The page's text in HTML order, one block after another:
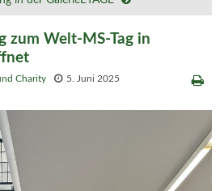
zum Welt-MS-Tag in
Charity 5. Juni 2025